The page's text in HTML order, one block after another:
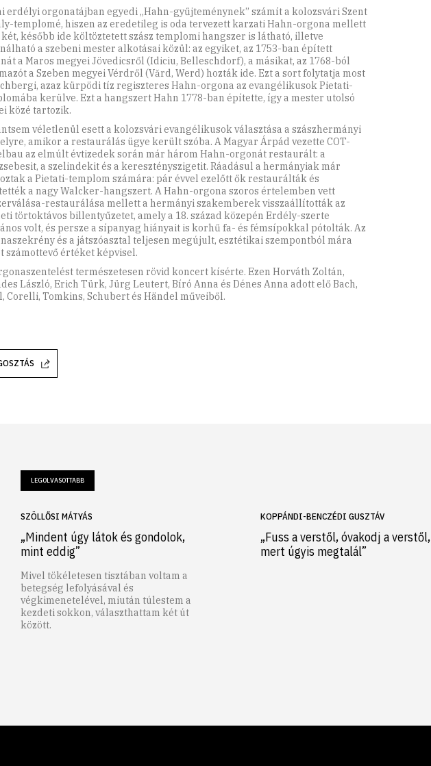
erdélyi orgonatájban egyedi „Hahn-gyűjteménynek” számít a kolozsvári Szent
templomé, hiszen az eredetileg is oda tervezett karzati Hahn-orgona mellett
később ide költöztetett szász templomi hangszer is látható, illetve
a szebeni mester alkotásai közül: az egyiket, az 1753-ban épített
a Maros megyei Jövedicsről (Idiciu, Belleschdorf), a másikat, az 1768-ból
a Szeben megyei Vérdről (Vărd, Werd) hozták ide. Ezt a sort folytatja most
azaz kürpödi tíz regiszteres Hahn-orgona az evangélikusok Pietati-
kerülve. Ezt a hangszert Hahn 1778-ban építette, így a mester utolsó
közé tartozik.
véletlenül esett a kolozsvári evangélikusok választása a szászhermányi
amikor a restaurálás ügye került szóba. A Magyar Árpád vezette COT-
az elmúlt évtizedek során már három Hahn-orgonát restaurált: a
a szelindekit és a keresztényszigetit. Ráadásul a hermányiak már
a Pietati-templom számára: pár évvel ezelőtt ők restaurálták és
a nagy Wal­cker-hangszert. A Hahn-orgona szoros értelemben vett
restaurálása mellett a hermányi szakemberek visszaállították az
törtoktávos billentyűzetet, amely a 18. század közepén Erdély-szerte
volt, és persze a sípanyag hiányait is korhű fa- és fémsípokkal pótolták. Az
és a játszóasztal teljesen megújult, esztétikai szempontból mára
számottevő értéket képvisel.
természetesen rövid koncert kísérte. Ezen Horváth Zoltán,
László, Erich Türk, Jürg Leutert, Bíró Anna és Dénes Anna adott elő Bach,
Corelli, Tomkins, Schubert és Händel műveiből.
LEGOLVASOTTABB
SZÖLLŐSI MÁTYÁS
„Mindent úgy látok és gondolok,
mint eddig”
Mivel tökéletesen tisztában voltam a
betegség lefolyásával és
végkimenetelével, miután túlestem a
kezdeti sokkon, választhattam két út
között.
KOPPÁNDI-BENCZÉDI GUSZTÁV
„Fuss a verstől, óvakodj a verstől,
mert úgyis megtalál”